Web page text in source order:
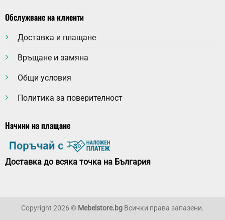
Обслужване на клиенти
Доставка и плащане
Връщане и замяна
Общи условия
Политика за поверителност
Начини на плащане
Доставка до всяка точка на България
Copyright 2026 © Mebelstore.bg Всички права запазени.